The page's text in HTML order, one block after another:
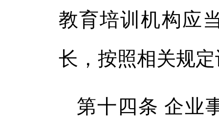
教育培训机构应
长，按照相关规
第十四条 企业